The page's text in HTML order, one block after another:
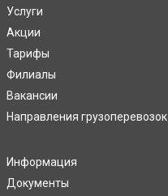
Услуги
Акции
Тарифы
Филиалы
Вакансии
Направления грузоперевозок
Информация
Документы